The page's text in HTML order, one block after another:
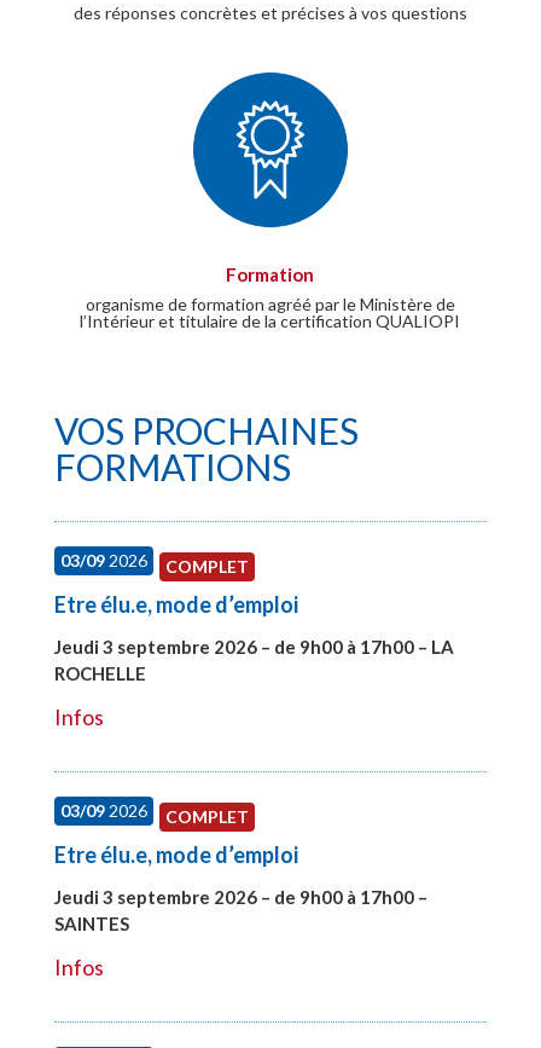
des réponses concrètes et précises à vos questions
Formation
organisme de formation agréé par le Ministère de
l’Intérieur et titulaire de la certification QUALIOPI
VOS PROCHAINES
FORMATIONS
03/092026 COMPLET
Etre élu.e, mode d’emploi
Jeudi 3 septembre 2026 – de 9h00 à 17h00 – LA
ROCHELLE
Infos
03/092026 COMPLET
Etre élu.e, mode d’emploi
Jeudi 3 septembre 2026 – de 9h00 à 17h00 –
SAINTES
Infos